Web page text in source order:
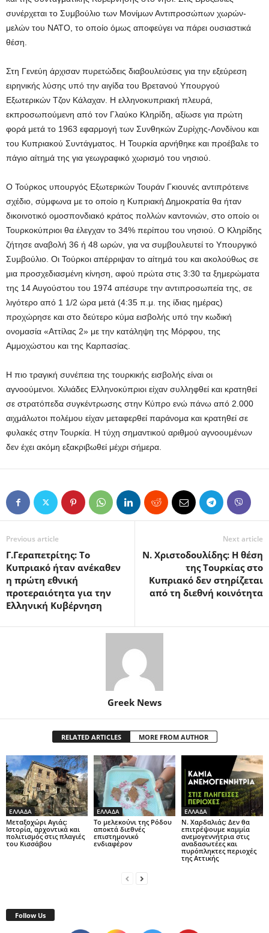
συνέρχεται το Συμβούλιο των Μονίμων Αντιπροσώπων χωρών-
μελών του ΝΑΤΟ, το οποίο όμως αποφεύγει να πάρει ουσιαστικά
θέση.
Στη Γενεύη άρχισαν πυρετώδεις διαβουλεύσεις για την εξεύρεση
ειρηνικής λύσης υπό την αιγίδα του Βρετανού Υπουργού
Εξωτερικών Τζον Κάλαχαν. Η ελληνοκυπριακή πλευρά,
εκπροσωπούμενη από τον Γλαύκο Κληρίδη, αξίωσε για πρώτη
φορά μετά το 1963 εφαρμογή των Συνθηκών Ζυρίχης-Λονδίνου και
του Κυπριακού Συντάγματος. Η Τουρκία αρνήθηκε και προέβαλε το
πάγιο αίτημά της για γεωγραφικό χωρισμό του νησιού.
Ο Τούρκος υπουργός Εξωτερικών Τουράν Γκιουνές αντιπρότεινε
σχέδιο, σύμφωνα με το οποίο η Κυπριακή Δημοκρατία θα ήταν
δικοινοτικό ομοσπονδιακό κράτος πολλών καντονιών, στο οποίο οι
Τουρκοκύπριοι θα έλεγχαν το 34% περίπου του νησιού. Ο Κληρίδης
ζήτησε αναβολή 36 ή 48 ωρών, για να συμβουλευτεί το Υπουργικό
Συμβούλιο. Οι Τούρκοι απέρριψαν το αίτημά του και ακολούθως σε
μια προσχεδιασμένη κίνηση, αφού πρώτα στις 3:30 τα ξημερώματα
της 14 Αυγούστου του 1974 απέσυρε την αντιπροσωπεία της, σε
λιγότερο από 1 1/2 ώρα μετά (4:35 π.μ. της ίδιας ημέρας)
προχώρησε και στο δεύτερο κύμα εισβολής υπό την κωδική
ονομασία «Αττίλας 2» με την κατάληψη της Μόρφου, της
Αμμοχώστου και της Καρπασίας.
Η πιο τραγική συνέπεια της τουρκικής εισβολής είναι οι
αγνοούμενοι. Χιλιάδες Ελληνοκύπριοι είχαν συλληφθεί και κρατηθεί
σε στρατόπεδα συγκέντρωσης στην Κύπρο ενώ πάνω από 2.000
αιχμάλωτοι πολέμου είχαν μεταφερθεί παράνομα και κρατηθεί σε
φυλακές στην Τουρκία. Η τύχη σημαντικού αριθμού αγνοουμένων
δεν έχει ακόμη εξακριβωθεί μέχρι σήμερα.
Previous article
Γ.Γεραπετρίτης: Το
Κυπριακό ήταν ανέκαθεν
η πρώτη εθνική
προτεραιότητα για την
Ελληνική Κυβέρνηση
Next article
Ν. Χριστοδουλίδης: Η θέση
της Τουρκίας στο
Κυπριακό δεν στηρίζεται
από τη διεθνή κοινότητα
Greek News
RELATED ARTICLES MORE FROM AUTHOR
ΕΛΛΑΔΑ
Μεταξοχώρι Αγιάς:
Ιστορία, αρχοντικά και
πολιτισμός στις πλαγιές
του Κισσάβου
ΕΛΛΑΔΑ
Το μελεκούνι της Ρόδου
αποκτά διεθνές
επιστημονικό
ενδιαφέρον
ΕΛΛΑΔΑ
Ν. Χαρδαλιάς: Δεν θα
επιτρέψουμε καμμία
ανεμογεννήτρια στις
αναδασωτέες και
πυρόπληκτες περιοχές
της Αττικής
Follow Us